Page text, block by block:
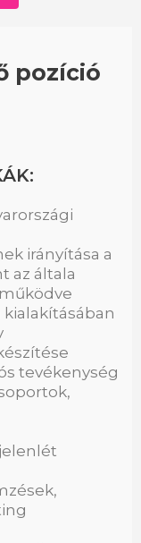
pozíció
irányítása a
az általa
tevékenység